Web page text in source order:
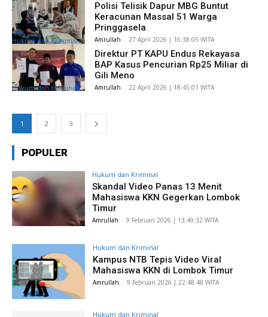
Hukum dan Kriminal
Polisi Telisik Dapur MBG Buntut
Keracunan Massal 51 Warga
Pringgasela
Amrullah - ​27 April 2026 | 16:38:05 WITA
Hukum dan Kriminal
Direktur PT KAPU Endus Rekayasa
BAP Kasus Pencurian Rp25 Miliar di
Gili Meno
Amrullah - ​22 April 2026 | 18:45:01 WITA
1 2 3
POPULER
Hukum dan Kriminal
Skandal Video Panas 13 Menit
Mahasiswa KKN Gegerkan Lombok
Timur
Amrullah - ​9 Februari 2026 | 13:49:32 WITA
Hukum dan Kriminal
Kampus NTB Tepis Video Viral
Mahasiswa KKN di Lombok Timur
Amrullah - ​9 Februari 2026 | 22:48:48 WITA
Hukum dan Kriminal